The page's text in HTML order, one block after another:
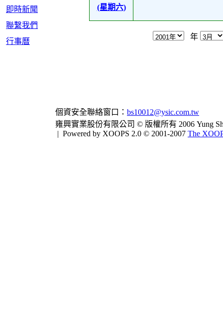
即時新聞
聯繫我們
行事曆
(星期六)
年
個資安全聯絡窗口： bs10012@ysic.com.tw
雍興實業股份有限公司 © 版權所有 2006 Yung
| Powered by XOOPS 2.0 © 2001-2007 The